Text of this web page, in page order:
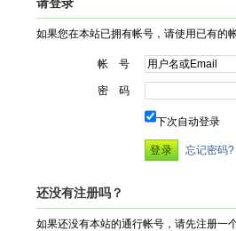
如果您在本站已拥有帐号，请使用已有的
帐 号
密 码
下次自动登录
忘记密码?
还没有注册吗？
如果还没有本站的通行帐号，请先注册一